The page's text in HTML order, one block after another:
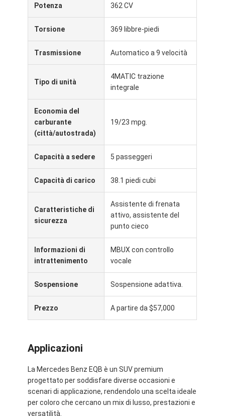
Potenza 362 CV
Torsione 369 libbre-piedi
Trasmissione Automatico a 9 velocità
Tipo di unità
4MATIC trazione
integrale
Economia del
carburante
(città/autostrada)
19/23 mpg.
Capacità a sedere 5 passeggeri
Capacità di carico 38.1 piedi cubi
Caratteristiche di
sicurezza
Assistente di frenata
attivo, assistente del
punto cieco
Informazioni di
intrattenimento
MBUX con controllo
vocale
Sospensione Sospensione adattiva.
Prezzo A partire da $57,000
Applicazioni
La Mercedes Benz EQB è un SUV premium
progettato per soddisfare diverse occasioni e
scenari di applicazione, rendendolo una scelta ideale
per coloro che cercano un mix di lusso, prestazioni e
versatilità.